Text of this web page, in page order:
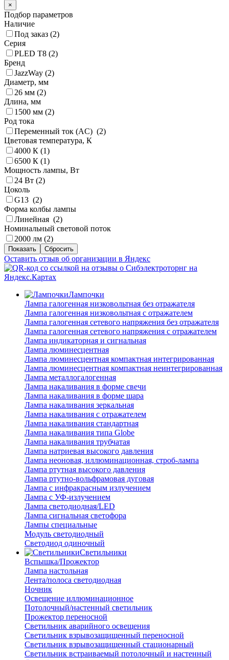
×
Подбор параметров
Наличие
Под заказ (2)
Серия
PLED T8 (2)
Бренд
JazzWay (2)
Диаметр, мм
26 мм (2)
Длина, мм
1500 мм (2)
Род тока
Переменный ток (AC) (2)
Цветовая температура, К
4000 К (1)
6500 К (1)
Мощность лампы, Вт
24 Вт (2)
Цоколь
G13 (2)
Форма колбы лампы
Линейная (2)
Номинальный световой поток
2000 лм (2)
Оставить отзыв об организации в Яндекс
Лампочки
Лампа галогенная низковольтная без отражателя
Лампа галогенная низковольтная с отражателем
Лампа галогенная сетевого напряжения без отражателя
Лампа галогенная сетевого напряжения с отражателем
Лампа индикаторная и сигнальная
Лампа люминесцентная
Лампа люминесцентная компактная интегрированная
Лампа люминесцентная компактная неинтегрированная
Лампа металлогалогенная
Лампа накаливания в форме свечи
Лампа накаливания в форме шара
Лампа накаливания зеркальная
Лампа накаливания с отражателем
Лампа накаливания стандартная
Лампа накаливания типа Globe
Лампа накаливания трубчатая
Лампа натриевая высокого давления
Лампа неоновая, иллюминационная, строб-лампа
Лампа ртутная высокого давления
Лампа ртутно-вольфрамовая дуговая
Лампа с инфракрасным излучением
Лампа с УФ-излучением
Лампа светодиодная/LED
Лампа сигнальная светофора
Лампы специальные
Модуль светодиодный
Светодиод одиночный
Светильники
Вспышка/Прожектор
Лампа настольная
Лента/полоса светодиодная
Ночник
Освещение иллюминационное
Потолочный/настенный светильник
Прожектор переносной
Светильник аварийного освещения
Светильник взрывозащищенный переносной
Светильник взрывозащищенный стационарный
Светильник встраиваемый потолочный и настенный